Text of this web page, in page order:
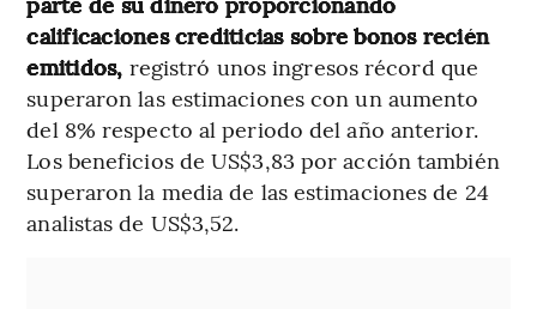
calificaciones crediticias sobre bonos recién
emitidos, registró unos ingresos récord que
superaron las estimaciones con un aumento
del 8% respecto al periodo del año anterior.
Los beneficios de US$3,83 por acción también
superaron la media de las estimaciones de 24
analistas de US$3,52.